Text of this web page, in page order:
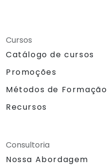
Cursos
Catálogo de cursos
Promoções
Métodos de Formação
Recursos
Consultoria
Nossa Abordagem